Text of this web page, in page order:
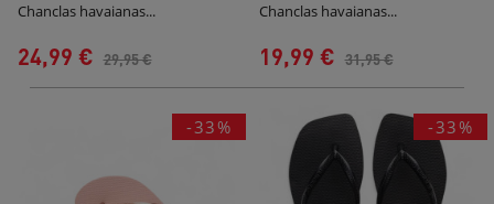
Chanclas havaianas...
24,99 € 29,95 €
Chanclas havaianas...
19,99 € 31,95 €
-33% -33%